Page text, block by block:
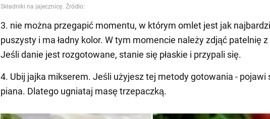
3. nie można przegapić momentu, w którym omlet jest jak
puszysty i ma ładny kolor. W tym momencie należy zdjąć patelnię
Jeśli danie jest rozgotowane, stanie się płaskie i przypali się.
4. Ubij jajka mikserem. Jeśli użyjesz tej metody gotowania - pojawi
piana. Dlatego ugniataj masę trzepaczką.